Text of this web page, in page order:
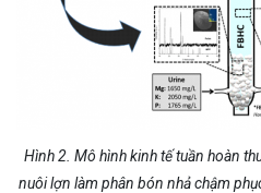
Hình 2. Mô hình kinh tế tuần hoàn
nuôi lợn làm phân bón nhả